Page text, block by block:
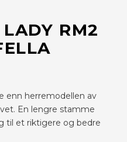
RM2
enn herremodellen av
En lengre stamme
til et riktigere og bedre